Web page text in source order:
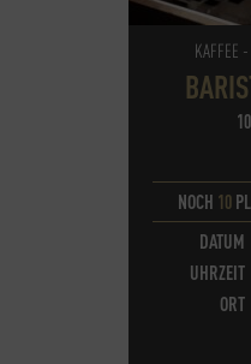
KAFFEE
NOCH 10
DATUM
UHRZEIT
ORT